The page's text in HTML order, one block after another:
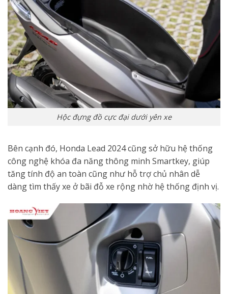
Hộc đựng đồ cực đại dưới yên xe
Bên cạnh đó, Honda Lead 2024 cũng sở hữu hệ thống
công nghệ khóa đa năng thông minh Smartkey, giúp
tăng tính độ an toàn cũng như hỗ trợ chủ nhân dễ
dàng tìm thấy xe ở bãi đỗ xe rộng nhờ hệ thống định vị.